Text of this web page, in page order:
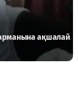
ақшалай